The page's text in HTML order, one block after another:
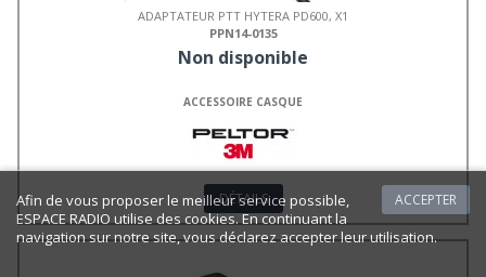
ADAPTATEUR PTT HYTERA PD600, X1
PPN14-0135
Non disponible
ACCESSOIRE CASQUE
DÉTAILS ACCEPTER
Afin de vous proposer le meilleur service possible,
ESPACE RADIO utilise des cookies. En continuant la
navigation sur notre site, vous déclarez accepter leur utilisation.